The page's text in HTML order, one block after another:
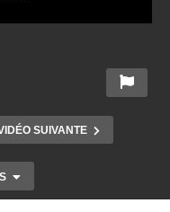
SUIVANTE